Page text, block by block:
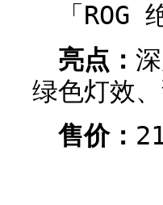
「ROG
亮点：
绿色灯效
售价：